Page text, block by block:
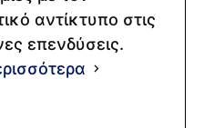
αντίκτυπο στις
επενδύσεις.